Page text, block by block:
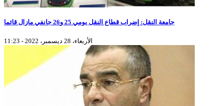
جامعة النقل: إضراب قطاع النقل يومي 25 و26 جانفي مازال قائما
الأربعاء، 28 ديسمبر، 2022 - 11:23